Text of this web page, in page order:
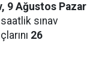
9 Ağustos Pazar
sınav
26